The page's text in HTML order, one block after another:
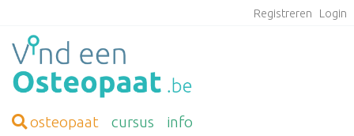
Registreren Login
osteopaat cursus info